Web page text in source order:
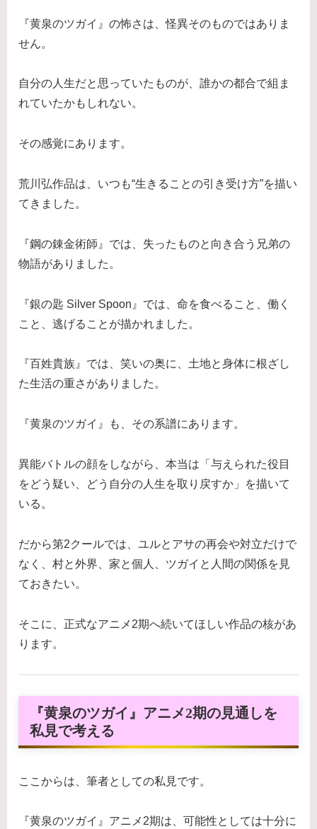
『黄泉のツガイ』の怖さは、怪異そのものではありま
せん。
自分の人生だと思っていたものが、誰かの都合で組ま
れていたかもしれない。
その感覚にあります。
荒川弘作品は、いつも“生きることの引き受け方”を描い
てきました。
『鋼の錬金術師』では、失ったものと向き合う兄弟の
物語がありました。
『銀の匙 Silver Spoon』では、命を食べること、働く
こと、逃げることが描かれました。
『百姓貴族』では、笑いの奥に、土地と身体に根ざし
た生活の重さがありました。
『黄泉のツガイ』も、その系譜にあります。
異能バトルの顔をしながら、本当は「与えられた役目
をどう疑い、どう自分の人生を取り戻すか」を描いて
いる。
だから第2クールでは、ユルとアサの再会や対立だけで
なく、村と外界、家と個人、ツガイと人間の関係を見
ておきたい。
そこに、正式なアニメ2期へ続いてほしい作品の核があ
ります。
『黄泉のツガイ』アニメ2期の見通しを
私見で考える
ここからは、筆者としての私見です。
『黄泉のツガイ』アニメ2期は、可能性としては十分に